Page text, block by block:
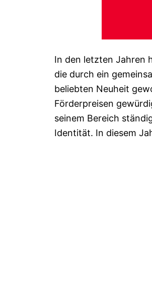
In den letzten Jahren
die durch ein
beliebten Neuheit
Förderpreisen
seinem Bereich
Identität. In diesem